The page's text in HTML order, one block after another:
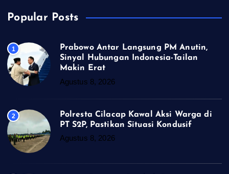
Popular Posts
1
Prabowo Antar Langsung PM Anutin,
Sinyal Hubungan Indonesia-Tailan
Makin Erat
Agustus 8, 2026
2
Polresta Cilacap Kawal Aksi Warga di
PT S2P, Pastikan Situasi Kondusif
Agustus 8, 2026